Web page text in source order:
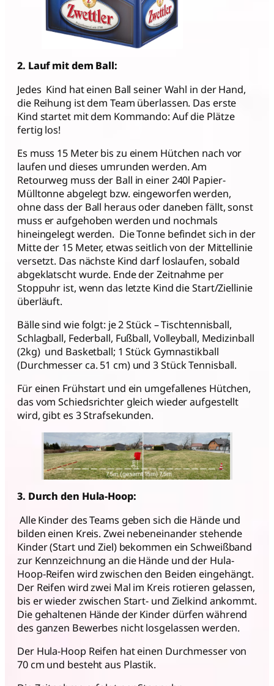
2. Lauf mit dem Ball:
Jedes Kind hat einen Ball seiner Wahl in der Hand,
die Reihung ist dem Team überlassen. Das erste
Kind startet mit dem Kommando: Auf die Plätze
fertig los!
Es muss 15 Meter bis zu einem Hütchen nach vor
laufen und dieses umrunden werden. Am
Retourweg muss der Ball in einer 240l Papier-
Mülltonne abgelegt bzw. eingeworfen werden,
ohne dass der Ball heraus oder daneben fällt, sonst
muss er aufgehoben werden und nochmals
hineingelegt werden. Die Tonne befindet sich in der
Mitte der 15 Meter, etwas seitlich von der Mittellinie
versetzt. Das nächste Kind darf loslaufen, sobald
abgeklatscht wurde. Ende der Zeitnahme per
Stoppuhr ist, wenn das letzte Kind die Start/Ziellinie
überläuft.
Bälle sind wie folgt: je 2 Stück – Tischtennisball,
Schlagball, Federball, Fußball, Volleyball, Medizinball
(2kg) und Basketball; 1 Stück Gymnastikball
(Durchmesser ca. 51 cm) und 3 Stück Tennisball.
Für einen Frühstart und ein umgefallenes Hütchen,
das vom Schiedsrichter gleich wieder aufgestellt
wird, gibt es 3 Strafsekunden.
3. Durch den Hula-Hoop:
Alle Kinder des Teams geben sich die Hände und
bilden einen Kreis. Zwei nebeneinander stehende
Kinder (Start und Ziel) bekommen ein Schweißband
zur Kennzeichnung an die Hände und der Hula-
Hoop-Reifen wird zwischen den Beiden eingehängt.
Der Reifen wird zwei Mal im Kreis rotieren gelassen,
bis er wieder zwischen Start- und Zielkind ankommt.
Die gehaltenen Hände der Kinder dürfen während
des ganzen Bewerbes nicht losgelassen werden.
Der Hula-Hoop Reifen hat einen Durchmesser von
70 cm und besteht aus Plastik.